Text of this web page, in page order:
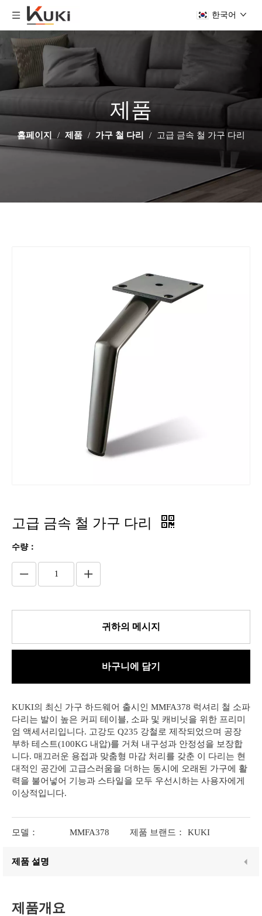
한국어
제품
홈페이지 / 제품 / 가구 철 다리 / 고급 금속 철 가구 다리
고급 금속 철 가구 다리
수량：
귀하의 메시지
바구니에 담기
KUKI의 최신 가구 하드웨어 출시인 MMFA378 럭셔리 철 소파
다리는 발이 높은 커피 테이블, 소파 및 캐비닛을 위한 프리미
엄 액세서리입니다. 고강도 Q235 강철로 제작되었으며 공장
부하 테스트(100KG 내압)를 거쳐 내구성과 안정성을 보장합
니다. 매끄러운 용접과 맞춤형 마감 처리를 갖춘 이 다리는 현
대적인 공간에 고급스러움을 더하는 동시에 오래된 가구에 활
력을 불어넣어 기능과 스타일을 모두 우선시하는 사용자에게
이상적입니다.
모델： MMFA378 제품 브랜드： KUKI
제품 설명
제품개요